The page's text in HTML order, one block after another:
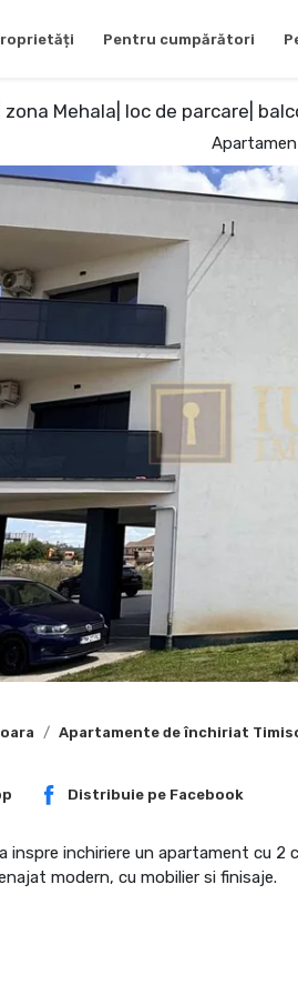
Pentru cumpărători
Mehala| loc de parcare|
Apartamente de închiriat
Distribuie pe Facebook
inspre inchiriere un apartament cu
modern, cu mobilier si finisaje.